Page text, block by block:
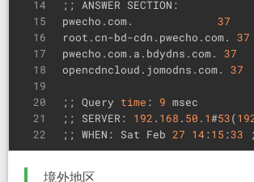
14
15
16
17
18
19
20
21
22
;; ANSWER SECTION:
pwecho.com. 37
root.cn-bd-cdn.pwecho.com. 37
pwecho.com.a.bdydns.com. 37
opencdncloud.jomodns.com. 37
;; Query time : 9 msec
;; SERVER: 192 . 168 . 50 . 1#53(
;; WHEN: Sat Feb 27 14:15 :33
境外地区